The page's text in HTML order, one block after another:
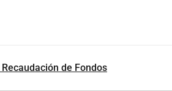
de Fondos